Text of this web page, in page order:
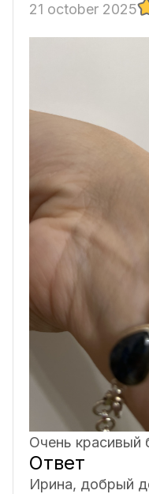
21 october 2025
Очень красивый
Ответ
Ирина, добрый